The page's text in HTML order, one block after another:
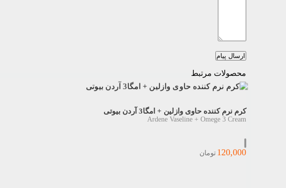
ارسال پیام
محصولات مرتبط
کرم نرم کننده حاوی وازلین + امگا3 آردن بیوتی
Ardene Vaseline + Omege 3 Cream
120,000 تومان